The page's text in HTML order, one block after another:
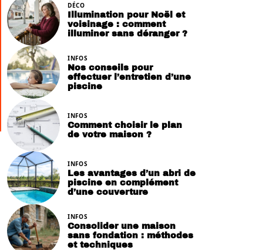
DÉCO
Illumination pour Noël et
voisinage : comment
illuminer sans déranger ?
INFOS
Nos conseils pour
effectuer l’entretien d’une
piscine
INFOS
Comment choisir le plan
de votre maison ?
INFOS
Les avantages d’un abri de
piscine en complément
d’une couverture
INFOS
Consolider une maison
sans fondation : méthodes
et techniques